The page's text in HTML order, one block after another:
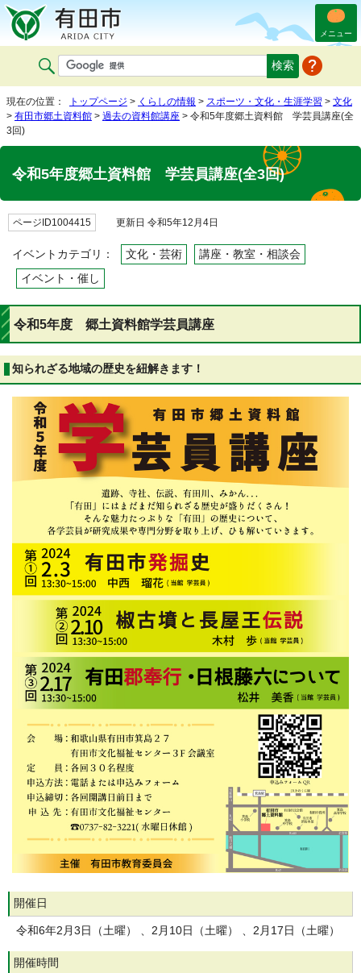
メニュー
現在の位置： トップページ > くらしの情報 > スポーツ・文化・生涯学習 > 文化
> 有田市郷土資料館 > 過去の資料館講座 > 令和5年度郷土資料館 学芸員講座(全
3回)
令和5年度郷土資料館 学芸員講座(全3回)
ページID1004415 更新日 令和5年12月4日
イベントカテゴリ： 文化・芸術
講座・教室・相談会
イベント・催し
令和5年度 郷土資料館学芸員講座
知られざる地域の歴史を紐解きます！
開催日
令和6年2月3日（土曜） 、2月10日（土曜） 、2月17日（土曜）
開催時間